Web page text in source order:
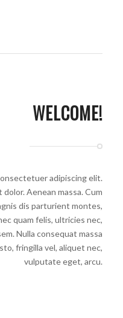
WELCOME!
adipiscing elit.
Aenean massa. Cum
dis parturient montes,
quam felis, ultricies nec,
Nulla consequat massa
fringilla vel, aliquet nec,
vulputate eget, arcu.